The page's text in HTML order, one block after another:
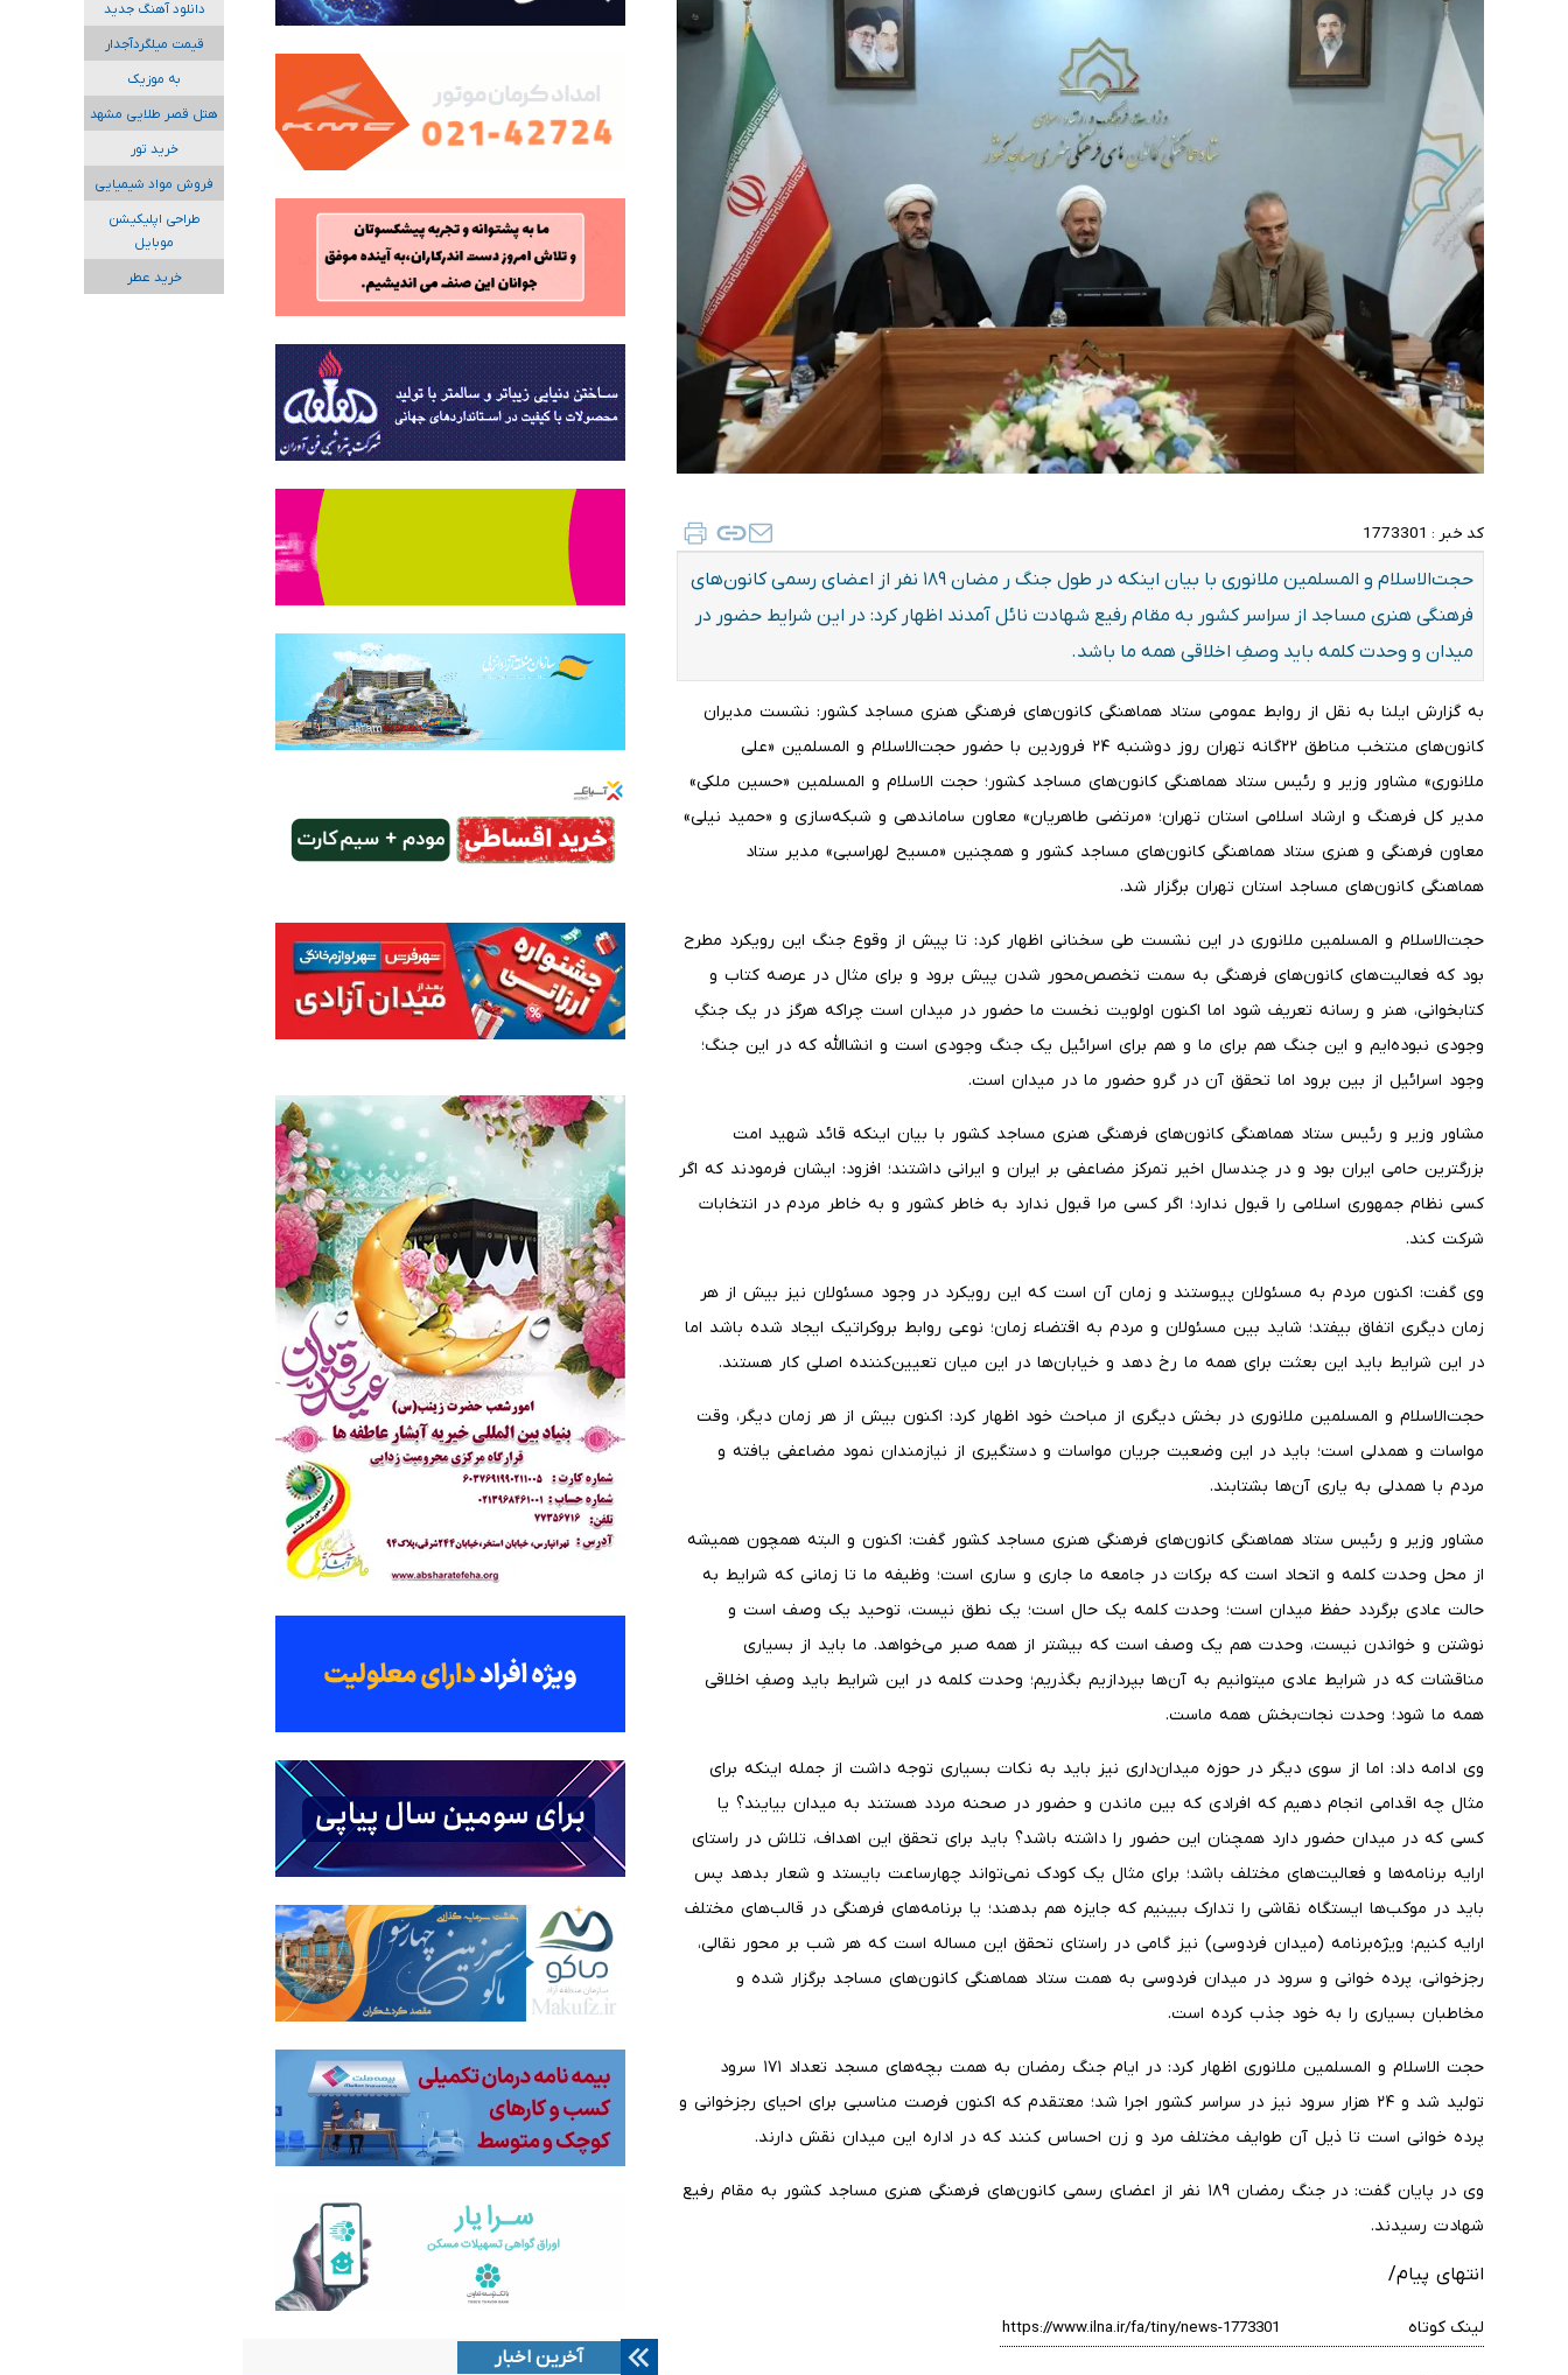
کد خبر : 1773301
حجت‌الاسلام و المسلمین ملانوری با بیان اینکه در طول جنگ ر مضان ۱۸۹ نفر از اعضای رسمی کانون‌های
فرهنگی هنری مساجد از سراسر کشور به مقام رفیع شهادت نائل آمدند اظهار کرد: در این شرایط حضور در
میدان و وحدت کلمه باید وصفِ اخلاقی همه ما باشد.
به گزارش ایلنا به نقل از روابط عمومی ستاد هماهنگی کانون‌های فرهنگی هنری مساجد کشور: نشست مدیران
کانون‌های منتخب مناطق ۲۲گانه تهران روز دوشنبه ۲۴ فروردین با حضور حجت‌الاسلام و المسلمین «علی
ملانوری» مشاور وزیر و رئیس ستاد هماهنگی کانون‌های مساجد کشور؛ حجت الاسلام و المسلمین «حسین ملکی»
مدیر کل فرهنگ و ارشاد اسلامی استان تهران؛ «مرتضی طاهریان» معاون ساماندهی و شبکه‌سازی و «حمید نیلی»
معاون فرهنگی و هنری ستاد هماهنگی کانون‌های مساجد کشور و همچنین «مسیح لهراسبی» مدیر ستاد
هماهنگی کانون‌های مساجد استان تهران برگزار شد.
حجت‌الاسلام و المسلمین ملانوری در این نشست طی سخنانی اظهار کرد: تا پیش از وقوع جنگ این رویکرد مطرح
بود که فعالیت‌های کانون‌های فرهنگی به سمت تخصص‌محور شدن پیش برود و برای مثال در عرصه کتاب و
کتابخوانی، هنر و رسانه تعریف شود اما اکنون اولویت نخست ما حضور در میدان است چراکه هرگز در یک جنگِ
وجودی نبوده‌ایم و این جنگ هم برای ما و هم برای اسرائیل یک جنگ وجودی است و انشاالله که در این جنگ؛
وجود اسرائیل از بین برود اما تحقق آن در گرو حضور ما در میدان است.
مشاور وزیر و رئیس ستاد هماهنگی کانون‌های فرهنگی هنری مساجد کشور با بیان اینکه قائد شهید امت
بزرگترین حامی ایران بود و در چندسال اخیر تمرکز مضاعفی بر ایران و ایرانی داشتند؛ افزود: ایشان فرمودند که اگر
کسی نظام جمهوری اسلامی را قبول ندارد؛ اگر کسی مرا قبول ندارد به خاطر کشور و به خاطر مردم در انتخابات
شرکت کند.
وی گفت: اکنون مردم به مسئولان پیوستند و زمان آن است که این رویکرد در وجود مسئولان نیز بیش از هر
زمان دیگری اتفاق بیفتد؛ شاید بین مسئولان و مردم به اقتضاء زمان؛ نوعی روابط بروکراتیک ایجاد شده باشد اما
در این شرایط باید این بعثت برای همه ما رخ دهد و خیابان‌ها در این میان تعیین‌کننده اصلی کار هستند.
حجت‌الاسلام و المسلمین ملانوری در بخش دیگری از مباحث خود اظهار کرد: اکنون بیش از هر زمان دیگر، وقت
مواسات و همدلی است؛ باید در این وضعیت جریان مواسات و دستگیری از نیازمندان نمود مضاعفی یافته و
مردم با همدلی به یاری آن‌ها بشتابند.
مشاور وزیر و رئیس ستاد هماهنگی کانون‌های فرهنگی هنری مساجد کشور گفت: اکنون و البته همچون همیشه
از محل وحدت کلمه و اتحاد است که برکات در جامعه ما جاری و ساری است؛ وظیفه ما تا زمانی که شرایط به
حالت عادی برگردد حفظ میدان است؛ وحدت کلمه یک حال است؛ یک نطق نیست، توحید یک وصف است و
نوشتن و خواندن نیست، وحدت هم یک وصف است که بیشتر از همه صبر می‌خواهد. ما باید از بسیاری
مناقشات که در شرایط عادی میتوانیم به آن‌ها بپردازیم بگذریم؛ وحدت کلمه در این شرایط باید وصفِ اخلاقی
همه ما شود؛ وحدت نجات‌بخش همه ماست.
وی ادامه داد: اما از سوی دیگر در حوزه میدان‌داری نیز باید به نکات بسیاری توجه داشت از جمله اینکه برای
مثال چه اقدامی انجام دهیم که افرادی که بین ماندن و حضور در صحنه مردد هستند به میدان بیایند؟ یا
کسی که در میدان حضور دارد همچنان این حضور را داشته باشد؟ باید برای تحقق این اهداف، تلاش در راستای
ارایه برنامه‌ها و فعالیت‌های مختلف باشد؛ برای مثال یک کودک نمی‌تواند چهارساعت بایستد و شعار بدهد پس
باید در موکب‌ها ایستگاه نقاشی را تدارک ببینیم که جایزه هم بدهند؛ یا برنامه‌های فرهنگی در قالب‌های مختلف
ارایه کنیم؛ ویژه‌برنامه (میدان فردوسی) نیز گامی در راستای تحقق این مساله است که هر شب بر محور نقالی،
رجزخوانی، پرده خوانی و سرود در میدان فردوسی به همت ستاد هماهنگی کانون‌های مساجد برگزار شده و
مخاطبان بسیاری را به خود جذب کرده است.
حجت الاسلام و المسلمین ملانوری اظهار کرد: در ایام جنگ رمضان به همت بچه‌های مسجد تعداد ۱۷۱ سرود
تولید شد و ۲۴ هزار سرود نیز در سراسر کشور اجرا شد؛ معتقدم که اکنون فرصت مناسبی برای احیای رجزخوانی و
پرده خوانی است تا ذیل آن طوایف مختلف مرد و زن احساس کنند که در اداره این میدان نقش دارند.
وی در پایان گفت: در جنگ رمضان ۱۸۹ نفر از اعضای رسمی کانون‌های فرهنگی هنری مساجد کشور به مقام رفیع
شهادت رسیدند.
انتهای پیام/
لینک کوتاه
آخرین اخبار
دانلود آهنگ جدید
قیمت میلگردآجدار
به موزیک
هتل قصر طلایی مشهد
خرید تور
فروش مواد شیمیایی
طراحی اپلیکیشن
موبایل
خرید عطر